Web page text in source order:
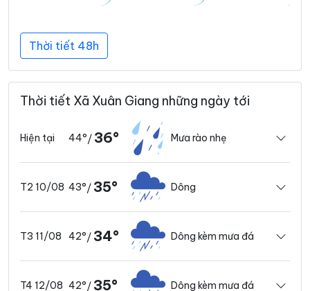
Thời tiết 48h
Thời tiết Xã Xuân Giang những ngày tới
Hiện tại 44°/ 36° Mưa rào nhẹ
T2 10/08 43°/ 35° Dông
T3 11/08 42°/ 34° Dông kèm mưa đá
T4 12/08 42°/ 35° Dông kèm mưa đá